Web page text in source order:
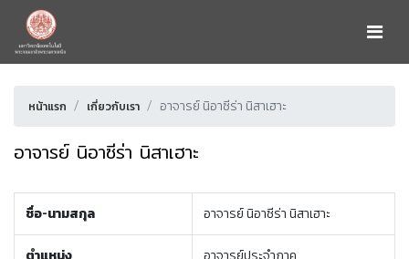
หน้าแรก เกี่ยวกับเรา อาจารย์ นิอาซีร่า นิสาเฮาะ
อาจารย์ นิอาซีร่า นิสาเฮาะ
ชื่อ-นามสกุล อาจารย์ นิอาซีร่า นิสาเฮาะ
ตำแหน่ง อาจารย์ประจำภาค